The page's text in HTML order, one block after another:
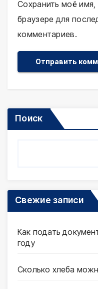
Сохранить моё имя,
браузере для
комментариев.
Поиск
Свежие записи
Как подать
году
Сколько хлеба